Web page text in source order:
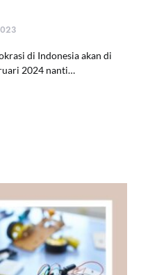
di Indonesia akan di
2024 nanti…